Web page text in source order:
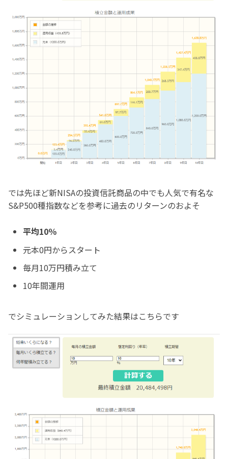
では先ほど新NISAの投資信託商品の中でも人気で有名な
S&P500種指数などを参考に過去のリターンのおよそ
平均10％
元本0円からスタート
毎月10万円積み立て
10年間運用
でシミュレーションしてみた結果はこちらです